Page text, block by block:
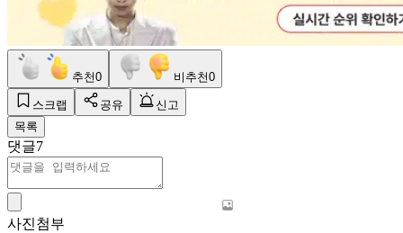
추천0 비추천0
스크랩 공유
신고
목록
댓글7
사진첨부